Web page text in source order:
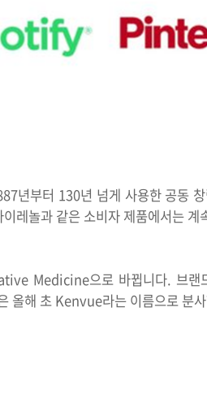
년부터 130년 넘게 사용한 공동
레놀과 같은 소비자 제품에서는 계
Medicine으로 바뀝니다. 브
올해 초 Kenvue라는 이름으로 분